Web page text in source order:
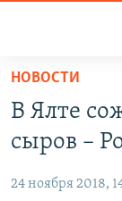
Вернуться
основному
содержанию
Вернутся
КАРТА ВОЕННЫХ
ВОДА
ИСТОРИЯ
НОВОСТИ
В Ялте
сыров –
24 ноября 2018,